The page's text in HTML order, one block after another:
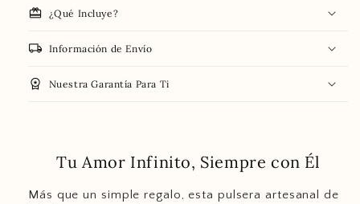
redeem ¿Qué Incluye?
local_shipping Información de Envío
workspace_premium Nuestra Garantía Para Ti
Tu Amor Infinito, Siempre con Él
Más que un simple regalo, esta pulsera artesanal de